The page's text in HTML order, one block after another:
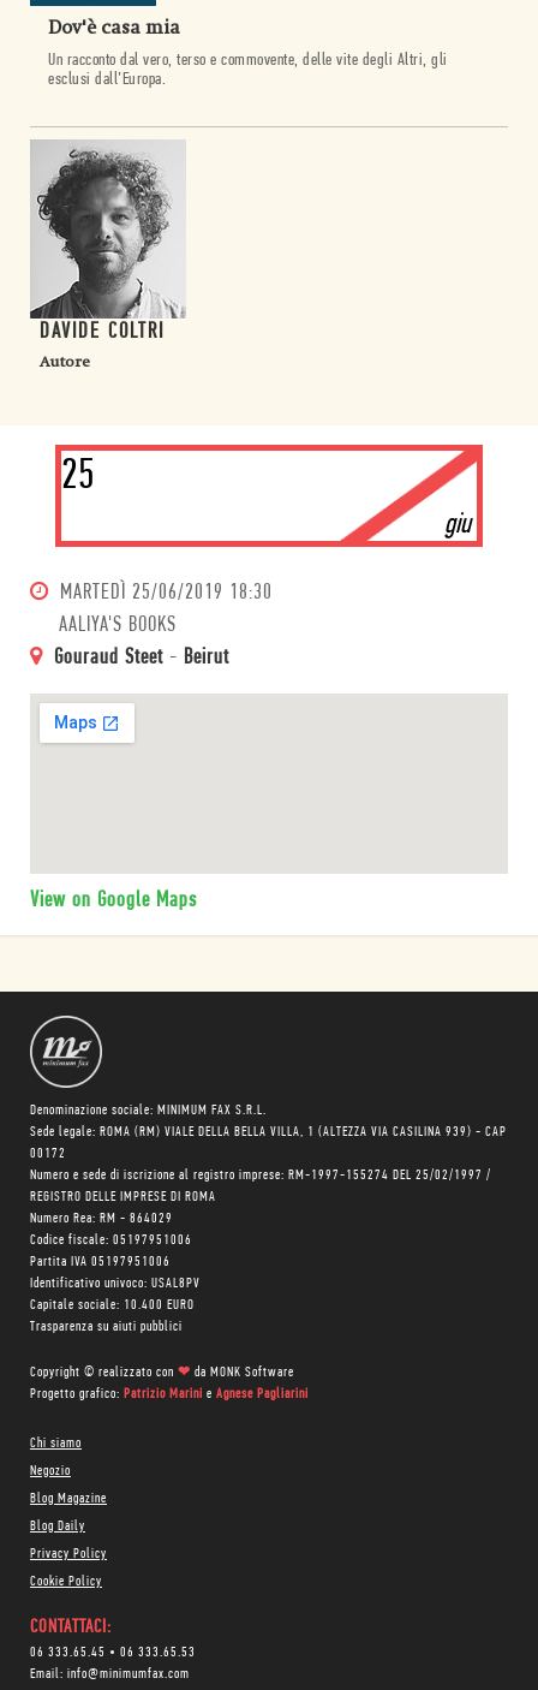
Dov'è casa mia
Un racconto dal vero, terso e commovente, delle vite degli Altri, gli
esclusi dall’Europa.
DAVIDE COLTRI
Autore
25
giu
MARTEDÌ 25/06/2019 18:30
AALIYA'S BOOKS
Gouraud Steet - Beirut
View on Google Maps
Denominazione sociale: MINIMUM FAX S.R.L.
Sede legale: ROMA (RM) VIALE DELLA BELLA VILLA, 1 (ALTEZZA VIA CASILINA 939) - CAP
00172
Numero e sede di iscrizione al registro imprese: RM-1997-155274 DEL 25/02/1997 /
REGISTRO DELLE IMPRESE DI ROMA
Numero Rea: RM - 864029
Codice fiscale: 05197951006
Partita IVA 05197951006
Identificativo univoco: USAL8PV
Capitale sociale: 10.400 EURO
Trasparenza su aiuti pubblici
Copyright © realizzato con ❤ da MONK Software
Progetto grafico: Patrizio Marini e Agnese Pagliarini
Chi siamo
Negozio
Blog Magazine
Blog Daily
Privacy Policy
Cookie Policy
CONTATTACI:
06 333.65.45 • 06 333.65.53
Email: info@minimumfax.com